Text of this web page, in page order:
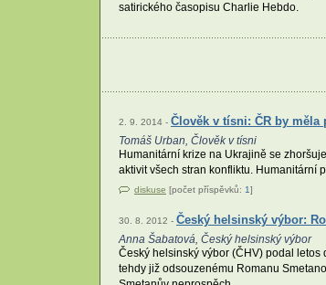
satirického časopisu Charlie Hebdo.
2. 9. 2014 - Člověk v tísni: ČR by
Tomáš Urban, Člověk v tísni
Humanitární krize na Ukrajině se
aktivit všech stran konfliktu. Humanitární
diskuse [počet příspěvků: 1]
30. 8. 2012 - Český helsinský výbor:
Anna Šabatová, Český helsinský výbor
Český helsinský výbor (ČHV) podal
tehdy již odsouzenému Romanu